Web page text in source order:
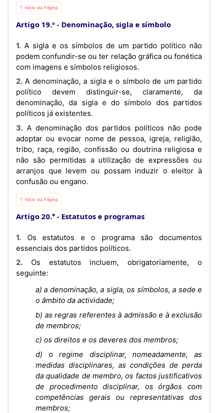
⇡ Início da Página
Artigo 19.º Denominação, sigla e símbolo
1. A sigla e os símbolos de um partido político não
podem confundir-se ou ter relação gráfica ou fonética
com imagens e símbolos religiosos.
2. A denominação, a sigla e o símbolo de um partido
político devem distinguir-se, claramente, da
denominação, da sigla e do símbolo dos partidos
políticos já existentes.
3. A denominação dos partidos políticos não pode
adoptar ou evocar nome de pessoa, igreja, religião,
tribo, raça, região, confissão ou doutrina religiosa e
não são permitidas a utilização de expressões ou
arranjos que levem ou possam induzir o eleitor à
confusão ou engano.
⇡ Início da Página
Artigo 20.° Estatutos e programas
1. Os estatutos e o programa são documentos
essenciais dos partidos políticos.
2. Os estatutos incluem, obrigatoriamente, o
seguinte:
a) a denominação, a sigla, os símbolos, a sede e
o âmbito da actividade;
b) as regras referentes à admissão e à exclusão
de membros;
c) os direitos e os deveres dos membros;
d) o regime disciplinar, nomeadamente, as
medidas disciplinares, as condições de perda
da qualidade de membro, os factos justificativos
de procedimento disciplinar, os órgãos com
competências gerais ou representativas dos
membros;